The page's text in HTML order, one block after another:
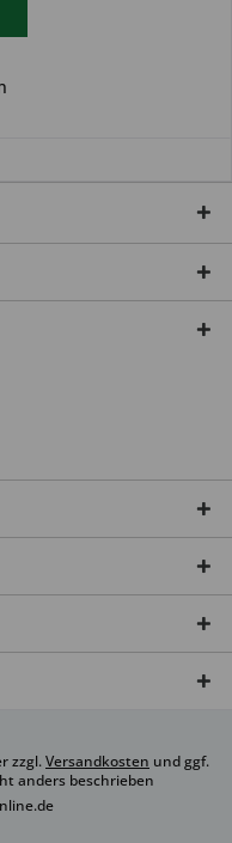
zzgl.Versandkosten und ggf.
anders beschrieben